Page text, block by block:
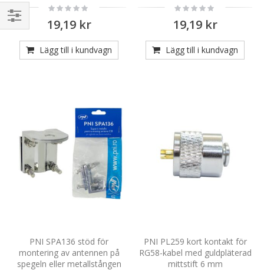
Rating:
0%
19,19 kr
Lägg till i kundvagn
Rating:
0%
19,19 kr
Lägg till i kundvagn
PNI SPA136 stöd för
montering av antennen på
spegeln eller metallstången
PNI PL259 kort kontakt för
RG58-kabel med guldpläterad
mittstift 6 mm
Handla
enligt